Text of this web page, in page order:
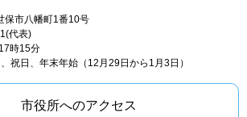
保市八幡町1番10号
代表)
時15分
祝日、年末年始（12月29日から1月3日）
市役所へのアクセス